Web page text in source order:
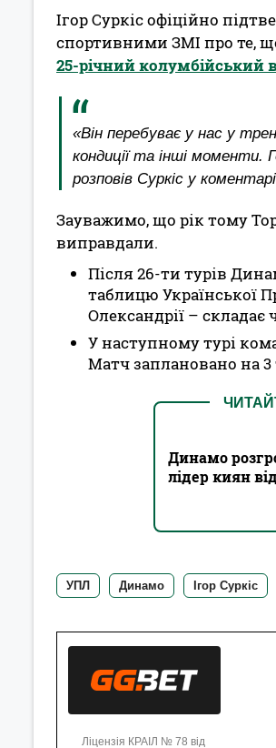
Ігор Суркіс офіційно
спортивними ЗМІ про те,
25-річний колумбійський
«Він перебуває у нас у
кондиції та інші
розповів Суркіс у
Зауважимо, що рік тому
виправдали.
Після 26-ти турів
таблицю Української
Олександрії – складає
У наступному турі
Матч заплановано на 3
Динамо
лідер киян
УПЛ Динамо Ігор Суркіс
Ліцензія КРАІЛ № 78 від